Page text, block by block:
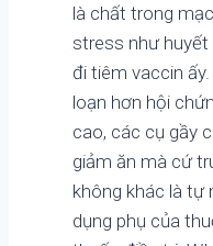
là chất trong
stress như huyết
đi tiêm vaccin
loạn hơn hội
cao, các cụ gầy
giảm ăn mà cứ
không khác là tự
dụng phụ của